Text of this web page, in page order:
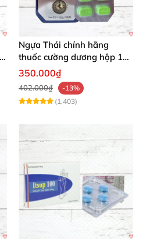
Ngựa Thái chính hãng
thuốc cường dương hộp 10
viên kéo dài thời gian mạnh
350.000₫
402.000₫
-13%
(1,403)